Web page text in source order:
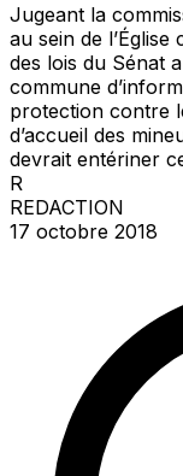
Jugeant la
au sein de
des lois du Sénat
commune
protection contre
d’accueil des
devrait entériner
R
REDACTION
17 octobre 2018